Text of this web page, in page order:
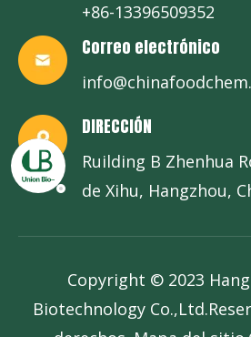
+86-13396509352
Correo electrónico
DIRECCIÓN
Ruilding B Zhenhua
de Xihu, Hangzhou,
Copyright © 2023
Biotechnology